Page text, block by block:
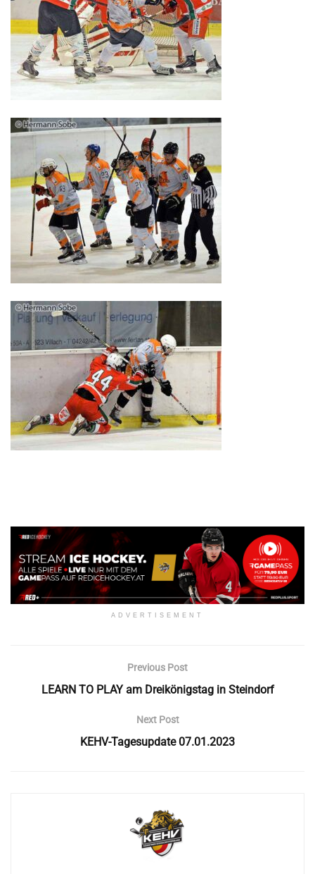
ADVERTISEMENT
Previous Post
LEARN TO PLAY am Dreikönigstag in Steindorf
Next Post
KEHV-Tagesupdate 07.01.2023